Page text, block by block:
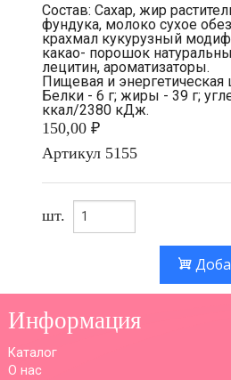
Состав: Сахар, жир
фундука, молоко сухое
крахмал кукурузный
какао- порошок
лецитин, ароматизаторы.
Пищевая и энергетическая
Белки - 6 г; жиры - 39 г;
ккал/2380 кДж.
150,00 ₽
Артикул 5155
шт.
Информация
Каталог
О нас